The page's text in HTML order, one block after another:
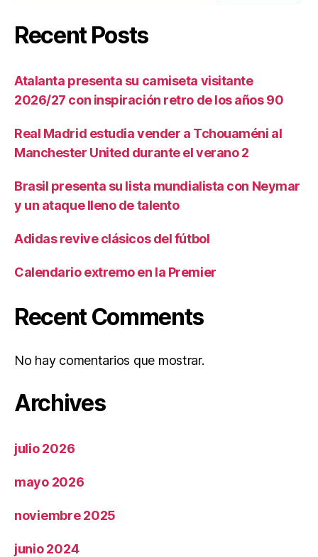
Recent Posts
Atalanta presenta su camiseta visitante
2026/27 con inspiración retro de los años 90
Real Madrid estudia vender a Tchouaméni al
Manchester United durante el verano 2
Brasil presenta su lista mundialista con Neymar
y un ataque lleno de talento
Adidas revive clásicos del fútbol
Calendario extremo en la Premier
Recent Comments
No hay comentarios que mostrar.
Archives
julio 2026
mayo 2026
noviembre 2025
junio 2024